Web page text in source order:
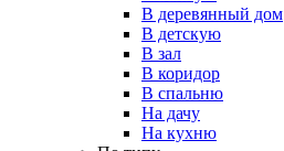
В деревянный дом
В детскую
В зал
В коридор
В спальню
На дачу
На кухню